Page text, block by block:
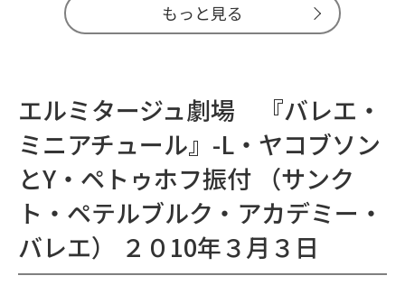
もっと見る
エルミタージュ劇場 『バレエ・
ミニアチュール』-L・ヤコブソン
とY・ペトゥホフ振付 （サンク
ト・ペテルブルク・アカデミー・
バレエ） ２０10年３月３日